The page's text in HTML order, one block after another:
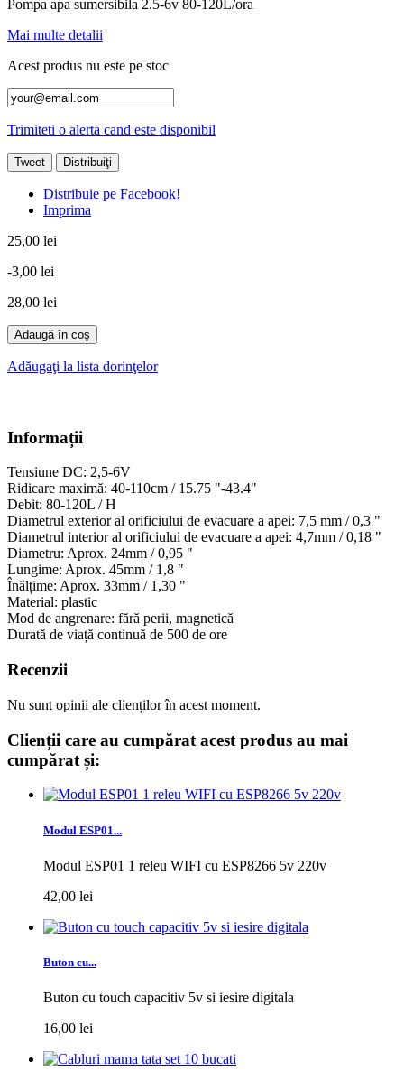
Pompa apa sumersibila 2.5-6v 80-120L/ora
Mai multe detalii
Acest produs nu este pe stoc
Trimiteti o alerta cand este disponibil
Tweet Distribuiţi
Distribuie pe Facebook!
Imprima
25,00 lei
-3,00 lei
28,00 lei
Adaugă în coş
Adăugaţi la lista dorinţelor
Informații
Tensiune DC: 2,5-6V
Ridicare maximă: 40-110cm / 15.75 "-43.4"
Debit: 80-120L / H
Diametrul exterior al orificiului de evacuare a apei: 7,5 mm / 0,3 "
Diametrul interior al orificiului de evacuare a apei: 4,7mm / 0,18 "
Diametru: Aprox. 24mm / 0,95 "
Lungime: Aprox. 45mm / 1,8 "
Înălțime: Aprox. 33mm / 1,30 "
Material: plastic
Mod de angrenare: fără perii, magnetică
Durată de viață continuă de 500 de ore
Recenzii
Nu sunt opinii ale clienților în acest moment.
Clienții care au cumpărat acest produs au mai
cumpărat și:
Modul ESP01...
Modul ESP01 1 releu WIFI cu ESP8266 5v 220v
42,00 lei
Buton cu...
Buton cu touch capacitiv 5v si iesire digitala
16,00 lei